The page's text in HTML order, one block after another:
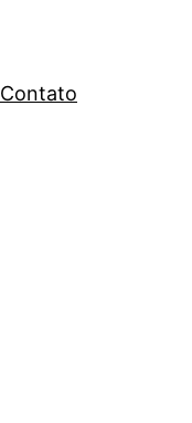
Contato